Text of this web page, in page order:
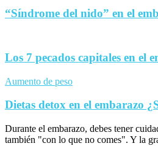
“Síndrome del nido” en el
Los 7 pecados capitales en el
Aumento de peso
Dietas detox en el embarazo
Durante el embarazo, debes tener
también "con lo que no comes". Y la